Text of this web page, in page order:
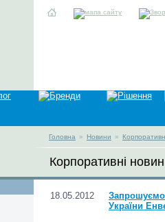
Головна » Новини »
Корпоративні
18.05.2012
Запрошуємо
України